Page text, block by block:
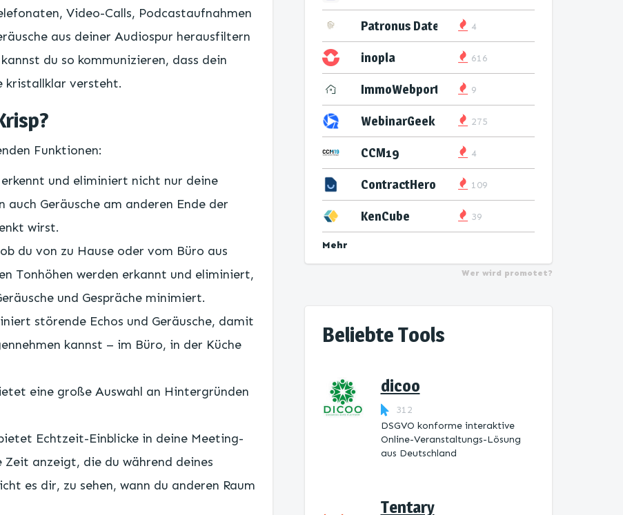
Video-Calls, Podcastaufnahmen
aus deiner Audiospur herausfiltern
du so kommunizieren, dass dein
kristallklar versteht.
Funktionen:
erkennt und eliminiert nicht nur deine
Geräusche am anderen Ende der
wirst.
du von zu Hause oder vom Büro aus
Tonhöhen werden erkannt und eliminiert,
und Gespräche minimiert.
störende Echos und Geräusche, damit
kannst – im Büro, in der Küche
eine große Auswahl an Hintergründen
Echtzeit-Einblicke in deine Meeting-
anzeigt, die du während deines
es dir, zu sehen, wann du anderen Raum
Patronus Datenservice
4
inopla 616
ImmoWebport 9
WebinarGeek 275
CCM19 4
ContractHero 109
KenCube 39
Mehr
Wer wird promotet?
Beliebte Tools
dicoo
312
DSGVO konforme interaktive
Online-Veranstaltungs-Lösung
aus Deutschland
Tentary